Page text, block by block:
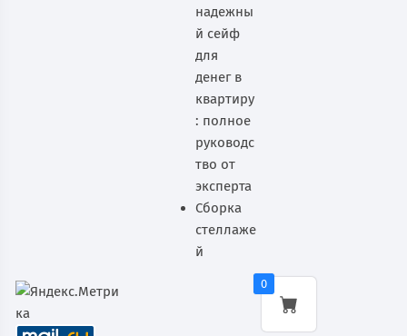
надежны
й сейф
для
денег в
квартиру
: полное
руководс
тво от
эксперта
Сборка
стеллаже
й
0